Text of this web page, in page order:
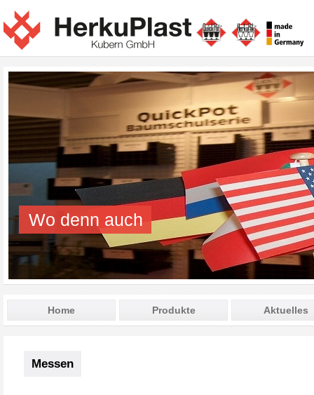
Wo denn auch
Home Produkte Aktuelles
Messen